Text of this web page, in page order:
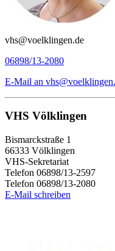
vhs@voelklingen.de
06898/13-2080
E-Mail an
VHS Völklingen
Bismarckstraße 1
66333 Völklingen
VHS-Sekretariat
Telefon 06898/13-2597
Telefon 06898/13-2080
E-Mail schreiben